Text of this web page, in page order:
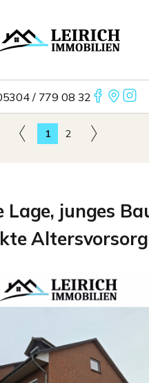
/ 779 08 32
1 2
Lage, junges